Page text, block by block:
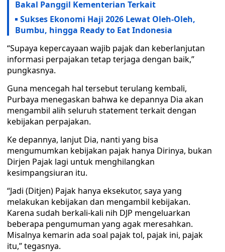
Bakal Panggil Kementerian Terkait
Sukses Ekonomi Haji 2026 Lewat Oleh-Oleh,
Bumbu, hingga Ready to Eat Indonesia
“Supaya kepercayaan wajib pajak dan keberlanjutan
informasi perpajakan tetap terjaga dengan baik,”
pungkasnya.
Guna mencegah hal tersebut terulang kembali,
Purbaya menegaskan bahwa ke depannya Dia akan
mengambil alih seluruh statement terkait dengan
kebijakan perpajakan.
Ke depannya, lanjut Dia, nanti yang bisa
mengumumkan kebijakan pajak hanya Dirinya, bukan
Dirjen Pajak lagi untuk menghilangkan
kesimpangsiuran itu.
“Jadi (Ditjen) Pajak hanya eksekutor, saya yang
melakukan kebijakan dan mengambil kebijakan.
Karena sudah berkali-kali nih DJP mengeluarkan
beberapa pengumuman yang agak meresahkan.
Misalnya kemarin ada soal pajak tol, pajak ini, pajak
itu,” tegasnya.